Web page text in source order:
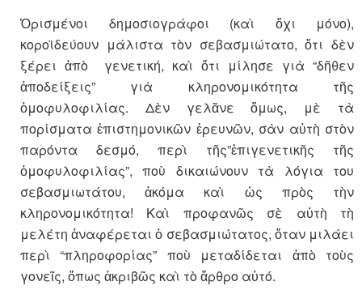
Ὁρισμένοι δημοσιογράφοι (καὶ ὄχι μόνο),
κοροϊδεύουν μάλιστα τὸν σεβασμιώτατο, ὅτι δὲν
ξέρει ἀπὸ γενετική, καὶ ὅτι μίλησε γιὰ “δῆθεν
ἀποδείξεις” γιὰ κληρονομικότητα τῆς
ὁμοφυλοφιλίας. Δὲν γελᾶνε ὅμως, μὲ τὰ
πορίσματα ἐπιστημονικῶν ἐρευνῶν, σὰν αὐτὴ στὸν
παρόντα δεσμό, περὶ τῆς”ἐπιγενετικῆς τῆς
ὁμοφυλοφιλίας”, ποὺ δικαιώνουν τὰ λόγια του
σεβασμιωτάτου, ἀκόμα καὶ ὡς πρὸς τὴν
κληρονομικότητα! Καὶ προφανῶς σὲ αὐτὴ τὴ
μελέτη ἀναφέρεται ὁ σεβασμιώτατος, ὅταν μιλάει
περὶ “πληροφορίας” ποὺ μεταδίδεται ἀπὸ τοὺς
γονεῖς, ὅπως ἀκριβῶς καὶ τὸ ἄρθρο αὐτό.